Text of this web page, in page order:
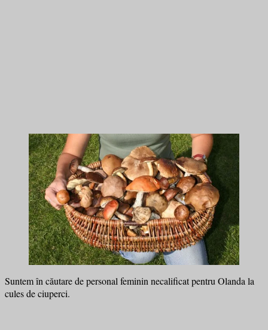
Suntem în căutare de personal feminin necalificat pentru Olanda la
cules de ciuperci.